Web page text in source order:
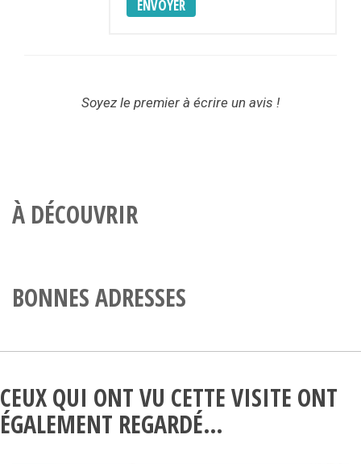
ENVOYER
Soyez le premier à écrire un avis !
À DÉCOUVRIR
BONNES ADRESSES
CEUX QUI ONT VU CETTE VISITE ONT
ÉGALEMENT REGARDÉ…